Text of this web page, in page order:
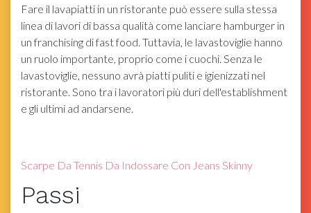
Fare il lavapiatti in un ristorante può essere sulla stessa
linea di lavori di bassa qualità come lanciare hamburger in
un franchising di fast food. Tuttavia, le lavastoviglie hanno
un ruolo importante, proprio come i cuochi. Senza le
lavastoviglie, nessuno avrà piatti puliti e igienizzati nel
ristorante. Sono tra i lavoratori più duri dell'establishment
e gli ultimi ad andarsene.
Scarpe Da Tennis Da Indossare Con Jeans Skinny
Passi